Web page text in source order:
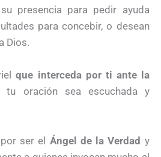
presencia para pedir ayuda
para concebir, o desean
Dios.
que interceda por ti ante la
tu oración sea escuchada y
ser el Ángel de la Verdad y